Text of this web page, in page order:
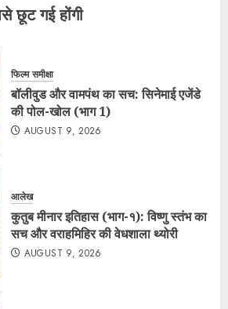
गई होंगी
फिल्म समीक्षा
बॉलीवुड और वामपंथ का सच: सिनेमाई एजेंडे
की पोल-खोल (भाग 1)
AUGUST 9, 2026
आलेख
कुतुब मीनार इतिहास (भाग-१): विष्णु स्तंभ का
सच और वराहमिहिर की वेधशाला थ्योरी
AUGUST 9, 2026